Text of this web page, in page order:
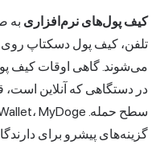
کیف پول‌های نرم‌افزاری به
تلفن، کیف پول دسکتاپ روی
می‌شوند. گاهی اوقات کیف
در دستگاهی که آنلاین است،
سطح حمله.
گزینه‌های پیشرو برای